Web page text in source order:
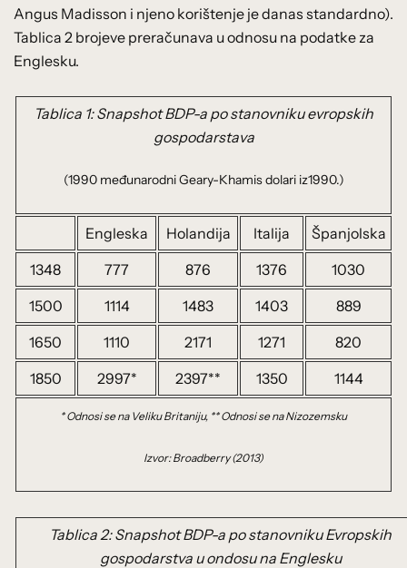
Angus Madisson i njeno korištenje je danas standardno).
Tablica 2 brojeve preračunava u odnosu na podatke za
Englesku.
Tablica 1: Snapshot BDP-a po stanovniku evropskih
gospodarstava
(1990 međunarodni Geary-Khamis dolari iz1990.)
Engleska Holandija Italija
Španjolska
1348
777 876 1376
1030
1500
1114 1483 1403
889
1650
1110 2171 1271
820
1850
2997* 2397** 1350 1144
* Odnosi se na Veliku Britaniju, ** Odnosi se na Nizozemsku
Izvor: Broadberry (2013)
Tablica 2: Snapshot BDP-a po stanovniku Evropskih
gospodarstva u ondosu na Englesku